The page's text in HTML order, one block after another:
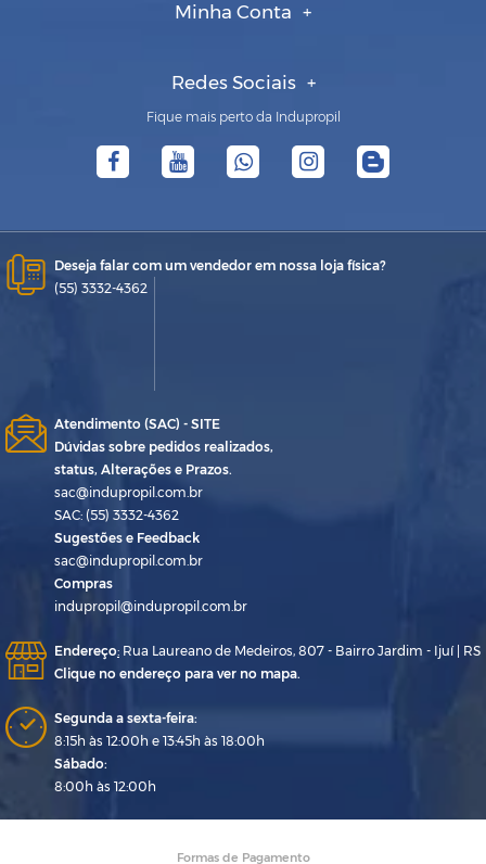
Minha Conta
Redes Sociais
Fique mais perto da Indupropil
Deseja falar com um vendedor em nossa loja física?
(55) 3332-4362
Atendimento (SAC) - SITE
Dúvidas sobre pedidos realizados,
status, Alterações e Prazos.
sac@indupropil.com.br
SAC: (55) 3332-4362
Sugestões e Feedback
sac@indupropil.com.br
Compras
indupropil@indupropil.com.br
Endereço: Rua Laureano de Medeiros, 807 - Bairro Jardim - Ijuí | RS
Clique no endereço para ver no mapa.
Segunda a sexta-feira:
8:15h às 12:00h e 13:45h às 18:00h
Sábado:
8:00h às 12:00h
Formas de Pagamento